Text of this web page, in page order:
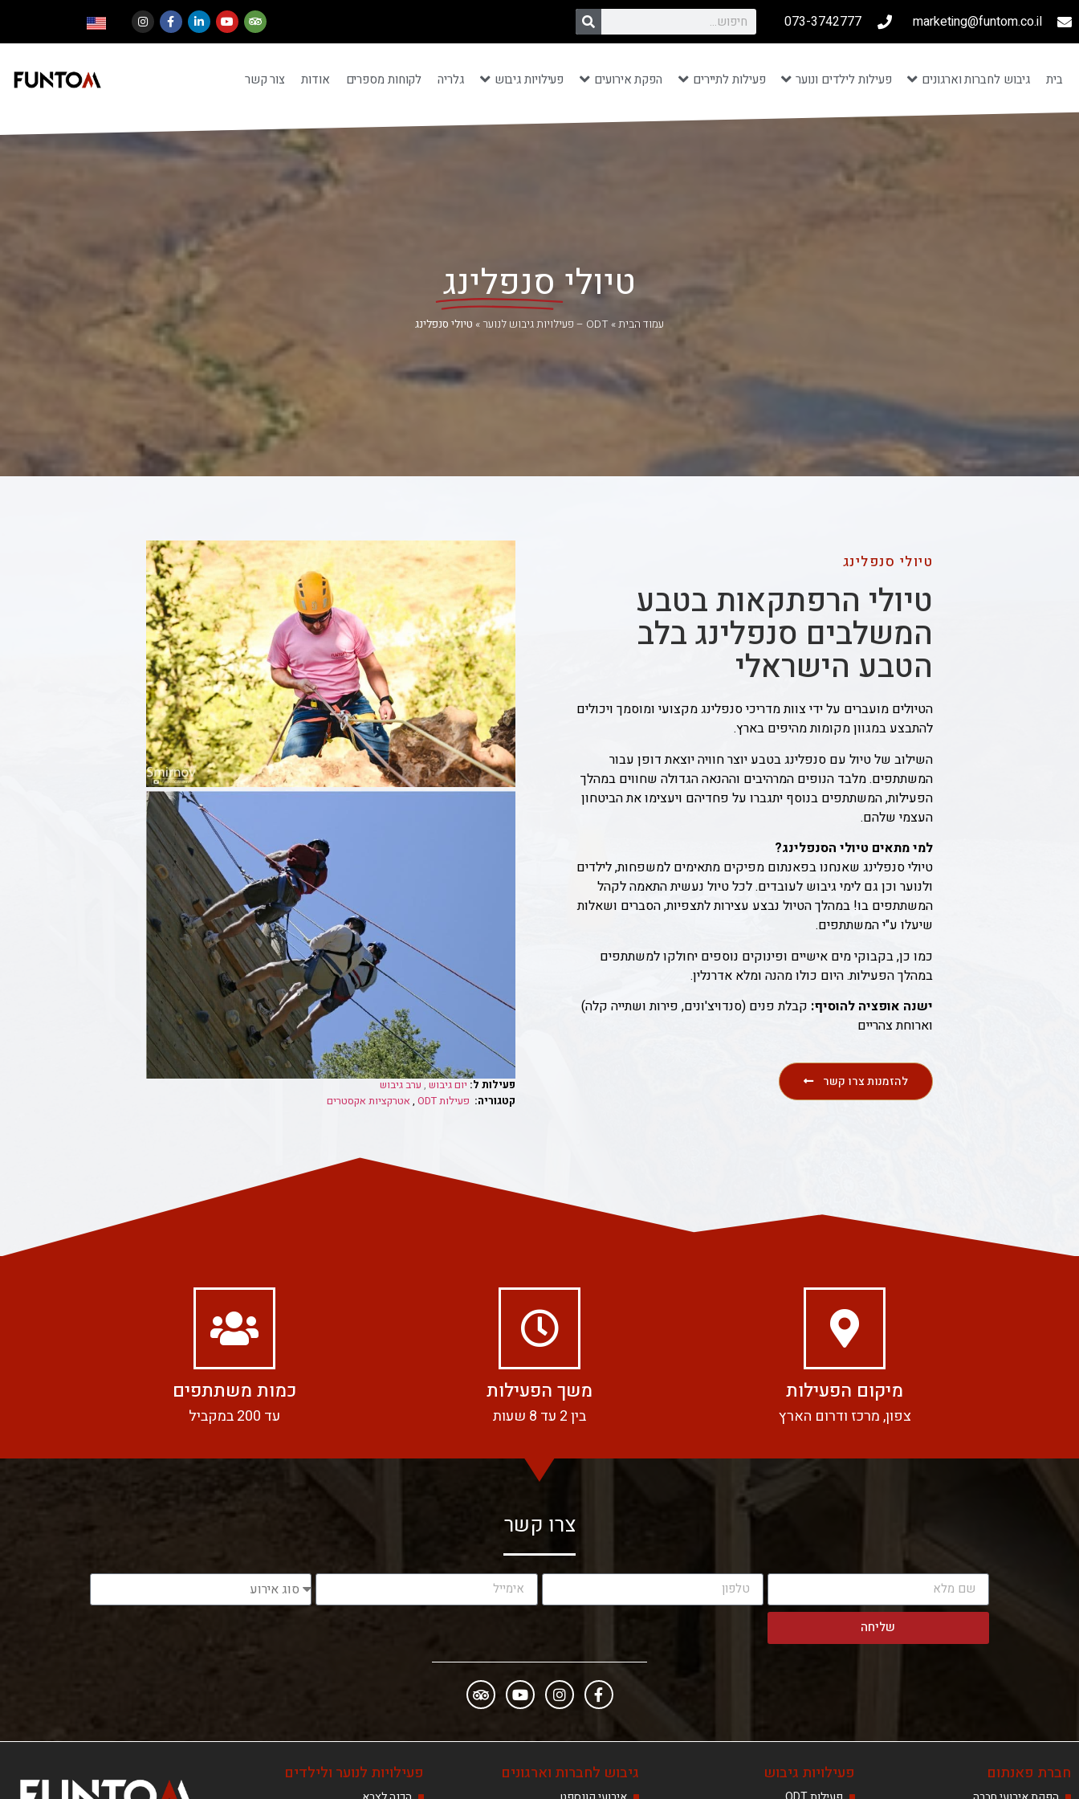
marketing@funtom.co.il
073-3742777
בית גיבוש לחברות וארגונים פעילות לילדים ונוער פעילות לתיירים הפקת אירועים פעילויות גיבוש גלריה לקוחות מספרים אודות צור קשר
טיולי סנפלינג
עמוד הבית» ODT – פעילויות גיבוש לנוער » טיולי סנפלינג
טיולי סנפלינג
טיולי הרפתקאות בטבע
המשלבים סנפלינג בלב
הטבע הישראלי
הטיולים מועברים על ידי צוות מדריכי סנפלינג מקצועי ומוסמך ויכולים
להתבצע במגוון מקומות מהיפים בארץ.
השילוב של טיול עם סנפלינג בטבע יוצר חוויה יוצאת דופן עבור
המשתתפים. מלבד הנופים המרהיבים וההנאה הגדולה שחווים במהלך
הפעילות, המשתתפים בנוסף יתגברו על פחדיהם ויעצימו את הביטחון
העצמי שלהם.
למי מתאים טיולי הסנפלינג?
טיולי סנפלינג שאנחנו בפאנתום מפיקים מתאימים למשפחות, לילדים
ולנוער וכן גם לימי גיבוש לעובדים.לכל טיול נעשית התאמה לקהל
המשתתפים בו! במהלך הטיול נבצע עצירות לתצפיות, הסברים ושאלות
שיעלו ע"י המשתתפים.
כמו כן, בקבוקי מים אישיים ופינוקים נוספים יחולקו למשתתפים
במהלך הפעילות. היום כולו מהנה ומלא אדרנלין.
ישנה אופציה להוסיף: קבלת פנים (סנדויצ'ונים, פירות ושתייה קלה)
וארוחת צהריים
להזמנות צרו קשר פעילות ל: יום גיבוש , ערב גיבוש
קטגוריה: פעילות ODT , אטרקציות אקסטרים
מיקום הפעילות
צפון, מרכז ודרום הארץ
משך הפעילות
בין 2 עד 8 שעות
כמות משתתפים
עד 200 במקביל
צרו קשר
שליחה
חברת פאנתום פעילויות גיבוש גיבוש לחברות וארגונים פעילויות לנוער ולילדים